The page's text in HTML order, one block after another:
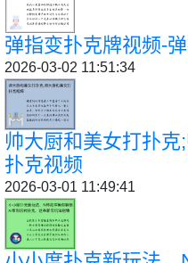
弹指变扑克牌视频-
2026-03-02 11:51:34
帅大厨和美女打扑
扑克视频
2026-03-01 11:49:41